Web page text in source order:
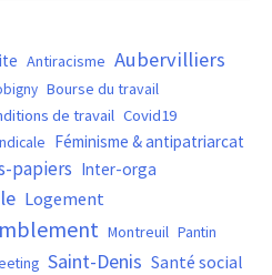
Antiracisme Aubervilliers
Bourse du travail
de travail Covid19
Féminisme & antipatriarcat
papiers Inter-orga
Logement
Montreuil Pantin
Saint-Denis Santé social